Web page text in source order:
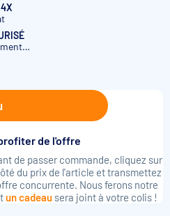
de l'offre
de passer commande, cliquez sur
du prix de l'article et transmettez
concurrente. Nous ferons notre
un cadeausera joint à votre colis !